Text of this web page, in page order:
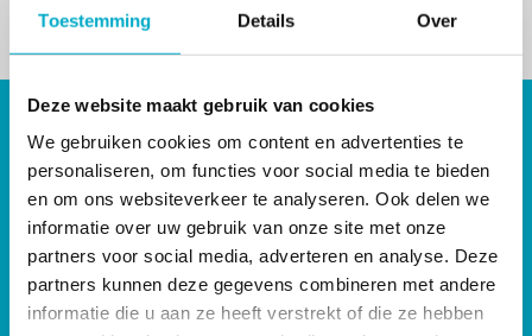
Toestemming Details Over
Deze website maakt gebruik van cookies
We gebruiken cookies om content en advertenties te
personaliseren, om functies voor social media te bieden
en om ons websiteverkeer te analyseren. Ook delen we
informatie over uw gebruik van onze site met onze
partners voor social media, adverteren en analyse. Deze
partners kunnen deze gegevens combineren met andere
informatie die u aan ze heeft verstrekt of die ze hebben
zijn.
Nieuws
Lesrooster MedPlus sportlessen
Werken bij MedPlus
Praktijkruimte te huur in Dordrecht
Tarieven fysiotherapie
Contact
Privacy policy